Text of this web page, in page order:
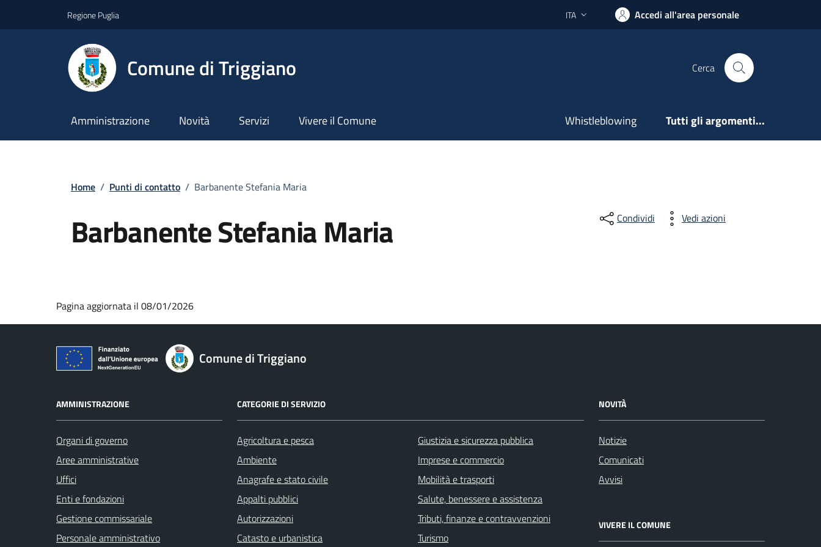
Regione Puglia Lingua attiva:
ITA Accedi all'area personale
Comune di Triggiano Cerca
Amministrazione Novità Servizi Vivere il Comune Whistleblowing Tutti gli argomenti...
Home / Punti di contatto / Barbanente Stefania Maria
Barbanente Stefania Maria Condividi Vedi azioni
Pagina aggiornata il 08/01/2026
Comune di Triggiano
AMMINISTRAZIONE
Organi di governo
Aree amministrative
Uffici
Enti e fondazioni
Gestione commissariale
Personale amministrativo
CATEGORIE DI SERVIZIO
Agricoltura e pesca
Ambiente
Anagrafe e stato civile
Appalti pubblici
Autorizzazioni
Catasto e urbanistica
Giustizia e sicurezza pubblica
Imprese e commercio
Mobilità e trasporti
Salute, benessere e assistenza
Tributi, finanze e contravvenzioni
Turismo
NOVITÀ
Notizie
Comunicati
Avvisi
VIVERE IL COMUNE